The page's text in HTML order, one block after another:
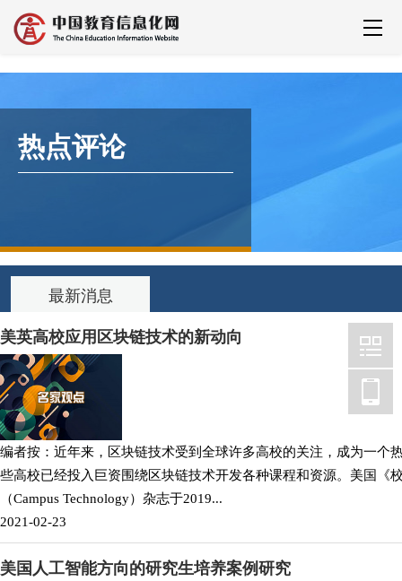
热点评论
最新消息
美英高校应用区块链技术的新动向
编者按：近年来，区块链技术受到全球许多高校的关注，成为一个
些高校已经投入巨资围绕区块链技术开发各种课程和资源。美国《
（Campus Technology）杂志于2019...
2021-02-23
美国人工智能方向的研究生培养案例研究